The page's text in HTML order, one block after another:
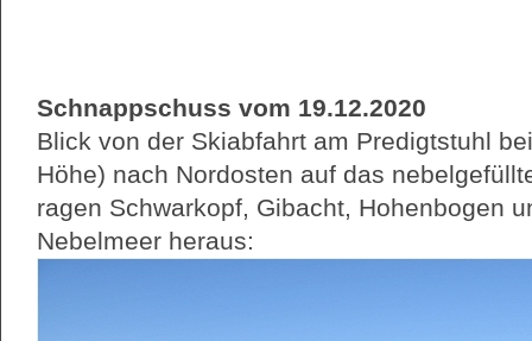
Schnappschuss vom 19.12.2020
Blick von der Skiabfahrt am Predigtstuhl
Höhe) nach Nordosten auf das
ragen Schwarkopf, Gibacht, Hohenbogen
Nebelmeer heraus: